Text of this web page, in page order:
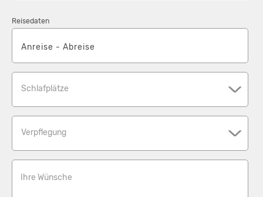
Reisedaten
Schlafplätze
Verpflegung
Ihre Wünsche